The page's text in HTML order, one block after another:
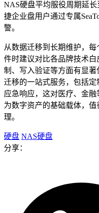
NAS硬盘平均服役周期延
捷企业盘用户通过专属
警。
从数据迁移到长期维护，
件时建议对比各品牌技术
制、写入验证等方面有显
迁移的一站式服务，包括
应急响应，这对医疗、金
为数字资产的基础载体，
理。
硬盘 NAS硬盘
分享：